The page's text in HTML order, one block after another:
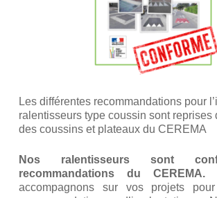
Les différentes recommandations pour
ralentisseurs type coussin sont reprises
des coussins et plateaux du CEREMA
Nos ralentisseurs sont
recommandations du CEREMA.
accompagnons sur vos projets